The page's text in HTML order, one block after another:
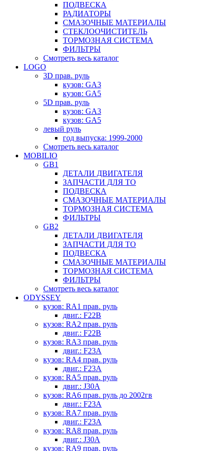
ПОДВЕСКА
РАДИАТОРЫ
СМАЗОЧНЫЕ МАТЕРИАЛЫ
СТЕКЛООЧИСТИТЕЛЬ
ТОРМОЗНАЯ СИСТЕМА
ФИЛЬТРЫ
Смотреть весь каталог
LOGO
3D прав. руль
кузов: GA3
кузов: GA5
5D прав. руль
кузов: GA3
кузов: GA5
левый руль
год выпуска: 1999-2000
Смотреть весь каталог
MOBILIO
GB1
ДЕТАЛИ ДВИГАТЕЛЯ
ЗАПЧАСТИ ДЛЯ ТО
ПОДВЕСКА
СМАЗОЧНЫЕ МАТЕРИАЛЫ
ТОРМОЗНАЯ СИСТЕМА
ФИЛЬТРЫ
GB2
ДЕТАЛИ ДВИГАТЕЛЯ
ЗАПЧАСТИ ДЛЯ ТО
ПОДВЕСКА
СМАЗОЧНЫЕ МАТЕРИАЛЫ
ТОРМОЗНАЯ СИСТЕМА
ФИЛЬТРЫ
Смотреть весь каталог
ODYSSEY
кузов: RA1 прав. руль
двиг.: F22B
кузов: RA2 прав. руль
двиг.: F22B
кузов: RA3 прав. руль
двиг.: F23A
кузов: RA4 прав. руль
двиг.: F23A
кузов: RA5 прав. руль
двиг.: J30A
кузов: RA6 прав. руль до 2002гв
двиг.: F23A
кузов: RA7 прав. руль
двиг.: F23A
кузов: RA8 прав. руль
двиг.: J30A
кузов: RA9 прав. руль